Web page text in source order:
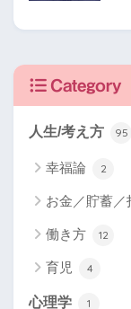
Category
人生/考え方 95
幸福論 2
お金／貯蓄／
働き方 12
育児 4
心理学 1